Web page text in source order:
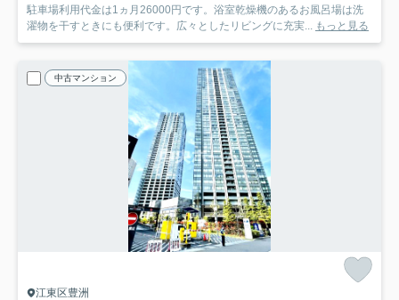
駐車場利用代金は1ヵ月26000円です。浴室乾燥機のあるお風呂場は洗
濯物を干すときにも便利です。広々としたリビングに充実...
もっと見る
中古マンション
江東区豊洲